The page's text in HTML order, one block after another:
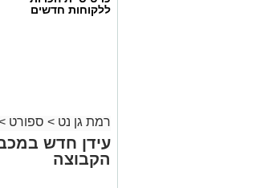
ללקוחות חדשים
רמת גן נט > ספורט
עידן חדש
הקבוצה